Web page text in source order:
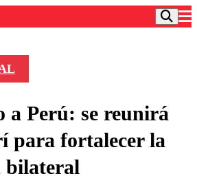
TV
a Perú: se reunirá
para fortalecer la
bilateral